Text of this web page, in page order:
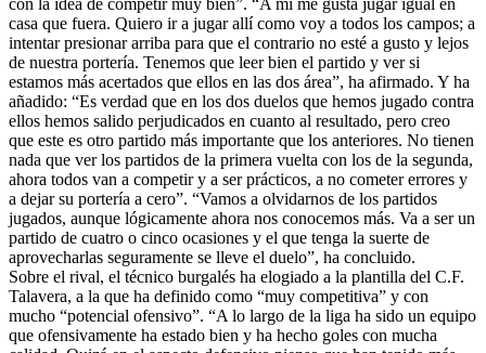
casa que fuera. Quiero ir a jugar allí como voy a todos los campos; a
intentar presionar arriba para que el contrario no esté a gusto y lejos
de nuestra portería. Tenemos que leer bien el partido y ver si
estamos más acertados que ellos en las dos área”, ha afirmado. Y ha
añadido: “Es verdad que en los dos duelos que hemos jugado contra
ellos hemos salido perjudicados en cuanto al resultado, pero creo
que este es otro partido más importante que los anteriores. No tienen
nada que ver los partidos de la primera vuelta con los de la segunda,
ahora todos van a competir y a ser prácticos, a no cometer errores y
a dejar su portería a cero”. “Vamos a olvidarnos de los partidos
jugados, aunque lógicamente ahora nos conocemos más. Va a ser un
partido de cuatro o cinco ocasiones y el que tenga la suerte de
aprovecharlas seguramente se lleve el duelo”, ha concluido.
Sobre el rival, el técnico burgalés ha elogiado a la plantilla del C.F.
Talavera, a la que ha definido como “muy competitiva” y con
mucho “potencial ofensivo”. “A lo largo de la liga ha sido un equipo
que ofensivamente ha estado bien y ha hecho goles con mucha